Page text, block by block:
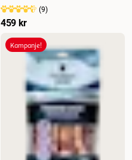
(9)
459 kr
Kampanje!